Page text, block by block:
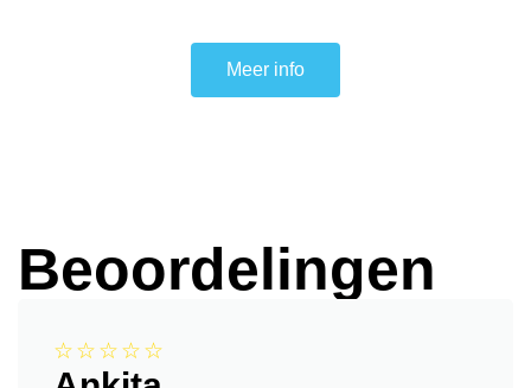
Meer info
Beoordelingen
☆☆☆☆☆